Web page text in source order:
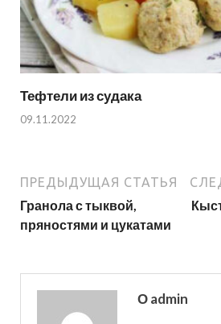
Тефтели из судака
09.11.2022
ПРЕДЫДУЩАЯ СТАТЬЯ
Гранола с тыквой,
пряностями и цукатами
О admin